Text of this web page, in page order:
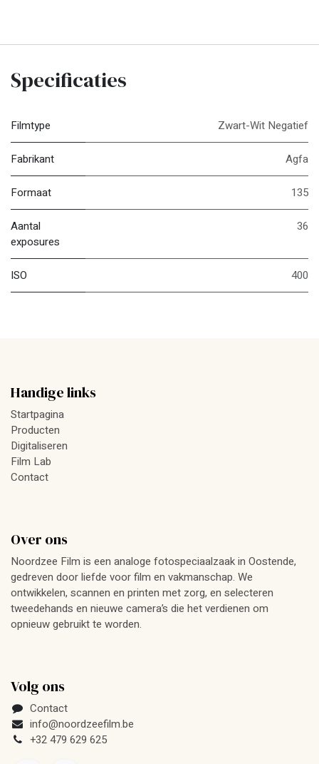
Specificaties
Filmtype Zwart-Wit Negatief
Fabrikant Agfa
Formaat 135
Aantal
exposures
36
ISO 400
Handige links
Startpagina
Producten
Digitaliseren
Film Lab
Contact
Over ons
Noordzee Film is een analoge fotospeciaalzaak in Oostende,
gedreven door liefde voor film en vakmanschap. We
ontwikkelen, scannen en printen met zorg, en selecteren
tweedehands en nieuwe camera’s die het verdienen om
opnieuw gebruikt te worden.
Volg ons
Contact
info@noordzeefilm.be
+32 479 629 625